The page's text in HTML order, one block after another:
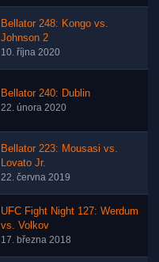
Bellator 248: Kongo vs.
Johnson 2
10. října 2020
Bellator 240: Dublin
22. února 2020
Bellator 223: Mousasi vs.
Lovato Jr.
22. června 2019
UFC Fight Night 127: Werdum
vs. Volkov
17. března 2018